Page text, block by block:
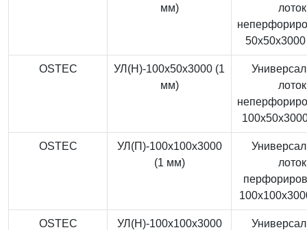
мм)
лоток
OSTEC
УЛ(Н)-100x50x3000 (1
мм)
лоток
OSTEC
УЛ(П)-100x100x3000
(1 мм)
лоток
OSTEC
УЛ(Н)-100x100x3000